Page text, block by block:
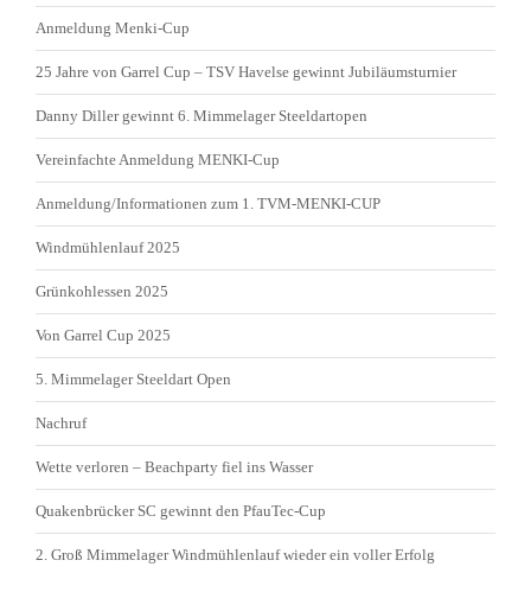
Anmeldung Menki-Cup
25 Jahre von Garrel Cup – TSV Havelse gewinnt Jubiläumsturnier
Danny Diller gewinnt 6. Mimmelager Steeldartopen
Vereinfachte Anmeldung MENKI-Cup
Anmeldung/Informationen zum 1. TVM-MENKI-CUP
Windmühlenlauf 2025
Grünkohlessen 2025
Von Garrel Cup 2025
5. Mimmelager Steeldart Open
Nachruf
Wette verloren – Beachparty fiel ins Wasser
Quakenbrücker SC gewinnt den PfauTec-Cup
2. Groß Mimmelager Windmühlenlauf wieder ein voller Erfolg